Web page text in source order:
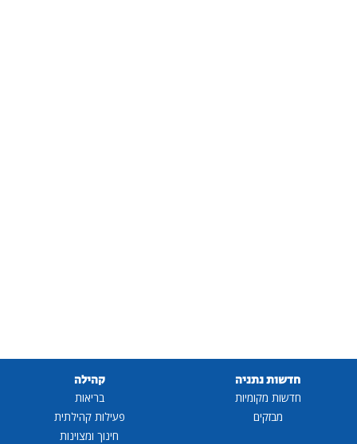
חדשות נתניה
חדשות מקומיות
מבזקים
קהילה
בריאות
פעילות קהילתית
חינוך ומצוינות